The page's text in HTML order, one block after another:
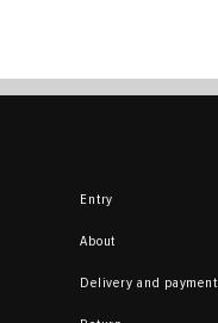
Entry
About
Delivery and payment